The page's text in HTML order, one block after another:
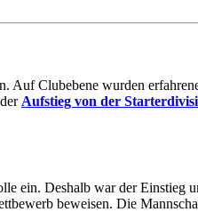
Auf Clubebene wurden
Aufstieg von der
ein. Deshalb war der Einstieg
beweisen. Die